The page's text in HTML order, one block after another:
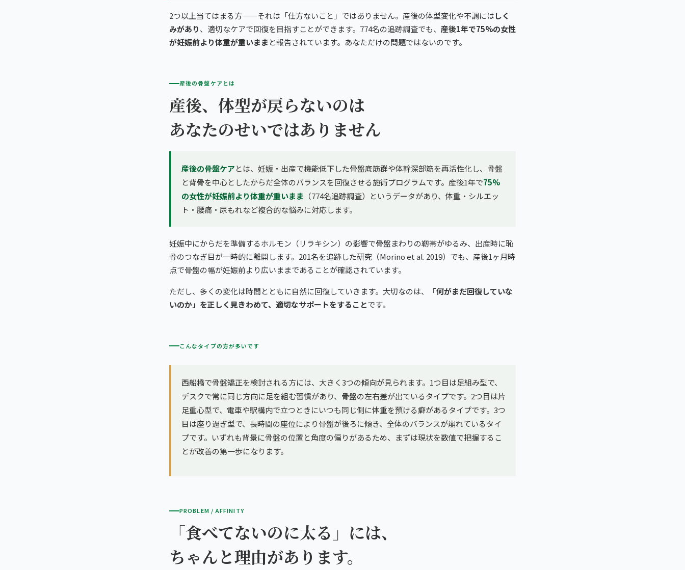
2つ以上当てはまる方——それは「仕方ないこと」ではありません。産後の体型変化や不調にはしく
みがあり、適切なケアで回復を目指すことができます。774名の追跡調査でも、 産後1年で75%の女性
が妊娠前より体重が重いまま と報告されています。あなただけの問題ではないのです。
産後の骨盤ケアとは
産後、体型が戻らないのは
あなたのせいではありません
産後の骨盤ケアとは、妊娠・出産で機能低下した骨盤底筋群や体幹深部筋を再活性化し、骨盤
と背骨を中心としたからだ全体のバランスを回復させる施術プログラムです。産後1年で75%
の女性が妊娠前より体重が重いまま （774名追跡調査）というデータがあり、体重・シルエッ
ト・腰痛・尿もれなど複合的な悩みに対応します。
妊娠中にからだを準備するホルモン（リラキシン）の影響で骨盤まわりの靭帯がゆるみ、出産時に恥
骨のつなぎ目が一時的に離開します。201名を追跡した研究（Morino et al. 2019）でも、産後1ヶ月時
点で骨盤の幅が妊娠前より広いままであることが確認されています。
ただし、多くの変化は時間とともに自然に回復していきます。大切なのは、
「何がまだ回復していな
いのか」を正しく見きわめて、適切なサポートをすることです。
こんなタイプの方が多いです
西船橋で骨盤矯正を検討される方には、大きく3つの傾向が見られます。1つ目は足組み型で、
デスクで常に同じ方向に足を組む習慣があり、骨盤の左右差が出ているタイプです。2つ目は片
足重心型で、電車や駅構内で立つときにいつも同じ側に体重を預ける癖があるタイプです。3つ
目は座り過ぎ型で、長時間の座位により骨盤が後ろに傾き、全体のバランスが崩れているタイ
プです。いずれも背景に骨盤の位置と角度の偏りがあるため、まずは現状を数値で把握するこ
とが改善の第一歩になります。
PROBLEM / AFFINITY
「食べてないのに太る」には、
ちゃんと理由があります。